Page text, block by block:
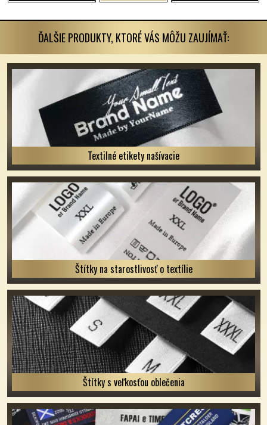
ĎALŠIE PRODUKTY, KTORÉ VÁS MÔŽU ZAUJÍMAŤ:
Textilné etikety našívacie
Štítky na starostlivosť o textílie
Štítky s veľkosťou oblečenia